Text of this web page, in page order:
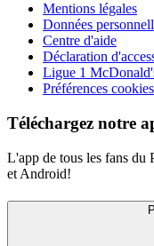
Mentions légales
Données
Centre d'aide
Déclaration
Ligue 1
Préférences cookies
Téléchargez notre
L'app de tous les fans du
et Android!